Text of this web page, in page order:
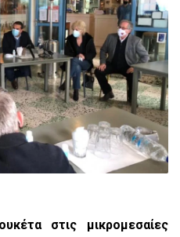
στις μικρομεσαίες